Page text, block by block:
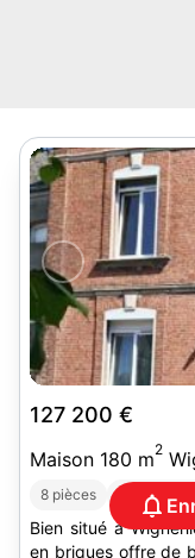
127 200 €
Maison 180 m2
8 pièces 3 chambres
Bien situé à
en briques offre de